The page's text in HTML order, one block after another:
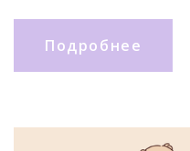
Подробнее